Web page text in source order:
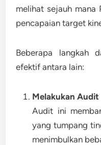
melihat sejauh mana
pencapaian target
Beberapa langkah
efektif antara lain:
Melakukan Audit
Audit ini
yang tumpang
menimbulkan